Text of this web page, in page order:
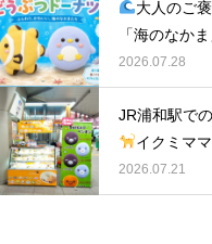
大人のご
「海のなか
が元住吉に登
2026.07.28
JR浦和駅で
イクミマ
2026.07.21